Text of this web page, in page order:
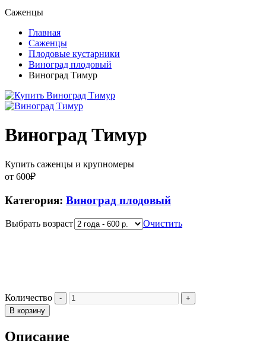
Саженцы
Главная
Саженцы
Плодовые кустарники
Виноград плодовый
Виноград Тимур
Виноград Тимур
Купить саженцы и крупномеры
от 600₽
Категория: Виноград плодовый
Выбрать возраст Очистить
Количество
В корзину
Описание